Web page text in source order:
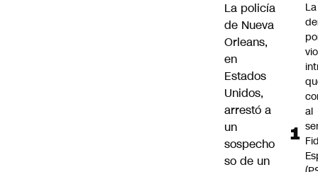
La policía
de Nueva
Orleans,
en
Estados
Unidos,
arrestó a
un
sospecho
so de un
La
al